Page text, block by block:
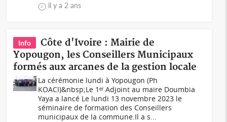
il y a 2 ans
Info
Côte d'Ivoire : Mairie de
Yopougon, les Conseillers Municipaux
formés aux arcanes de la gestion locale
La cérémonie lundi à Yopougon (Ph
KOACI)&nbsp;Le 1ᵉʳ Adjoint au maire Doumbia
Yaya a lancé Le lundi 13 novembre 2023 le
séminaire de formation des Conseillers
municipaux de la commune.Il a s...